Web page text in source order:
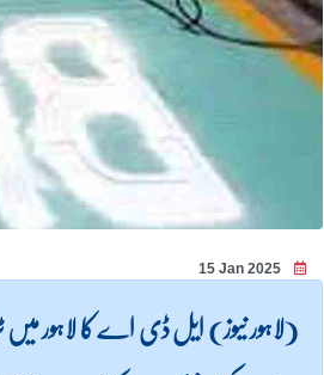
15 Jan 2025
(لاہور نیوز) ایل ڈی اے کا لاہور میں